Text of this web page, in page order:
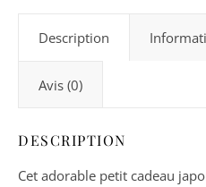
Description
Avis (0)
DESCRIPTION
Cet adorable petit cadeau